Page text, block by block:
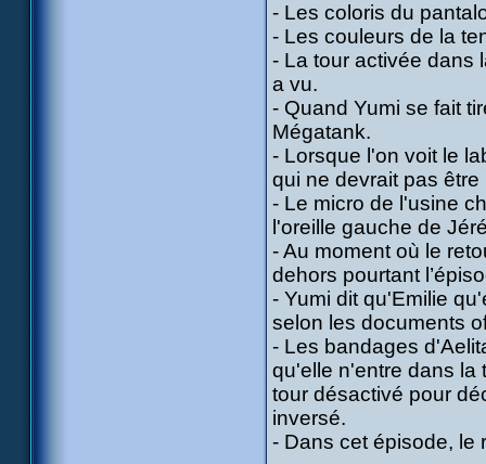
- Les coloris du
- Les couleurs de la
- La tour activée dans
a vu.
- Quand Yumi se fait
Mégatank.
- Lorsque l'on voit le
qui ne devrait pas être
- Le micro de l'usine
l'oreille gauche de
- Au moment où le
dehors pourtant
- Yumi dit qu'Emilie
selon les documents
- Les bandages
qu'elle n'entre dans la
tour désactivé pour
inversé.
- Dans cet épisode, le